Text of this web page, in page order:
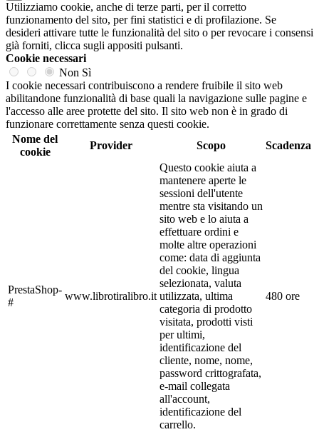
Utilizziamo cookie, anche di terze parti, per il corretto
funzionamento del sito, per fini statistici e di profilazione. Se
desideri attivare tutte le funzionalità del sito o per revocare i consensi
già forniti, clicca sugli appositi pulsanti.
Cookie necessari
Non Sì
I cookie necessari contribuiscono a rendere fruibile il sito web
abilitandone funzionalità di base quali la navigazione sulle pagine e
l'accesso alle aree protette del sito. Il sito web non è in grado di
funzionare correttamente senza questi cookie.
Nome del
cookie
Provider Scopo Scadenza
PrestaShop-
#
www.librotiralibro.it
Questo cookie aiuta a
mantenere aperte le
sessioni dell'utente
mentre sta visitando un
sito web e lo aiuta a
effettuare ordini e
molte altre operazioni
come: data di aggiunta
del cookie, lingua
selezionata, valuta
utilizzata, ultima
categoria di prodotto
visitata, prodotti visti
per ultimi,
identificazione del
cliente, nome, nome,
password crittografata,
e-mail collegata
all'account,
identificazione del
carrello.
480 ore